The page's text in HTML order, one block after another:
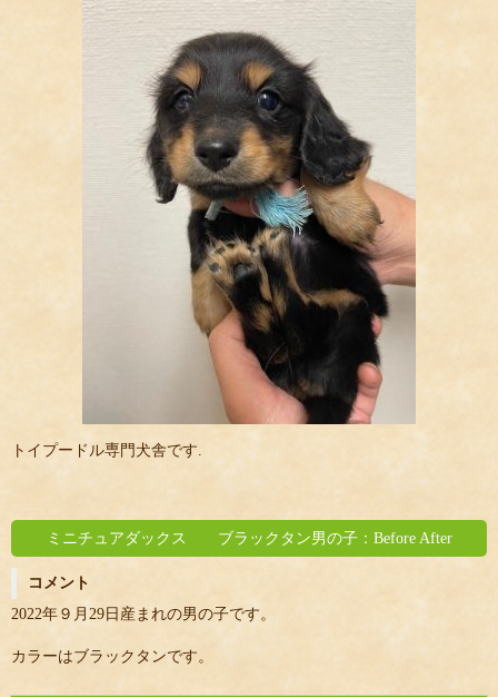
トイプードル専門犬舎です.
ミニチュアダックス ブラックタン男の子：Before After
コメント
2022年９月29日産まれの男の子です。
カラーはブラックタンです。